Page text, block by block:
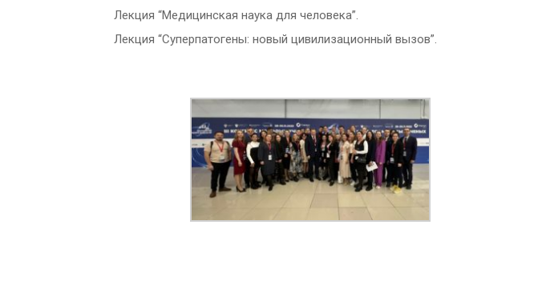
Лекция “Медицинская наука для человека”.
Лекция “Суперпатогены: новый цивилизационный вызов”.